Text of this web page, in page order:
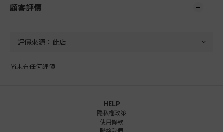
顧客評價
尚未有任何評價
HELP
隱私權政策
使用條款
聯絡我們